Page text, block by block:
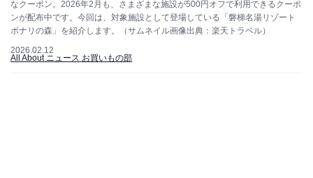
なクーポン。2026年2月も、さまざまな施設が500円オフで利用できるクーポ
ンが配布中です。今回は、対象施設として登場している「磐梯名湯リゾート
ボナリの森」を紹介します。（サムネイル画像出典：楽天トラベル）
2026.02.12
All About ニュース お買いもの部